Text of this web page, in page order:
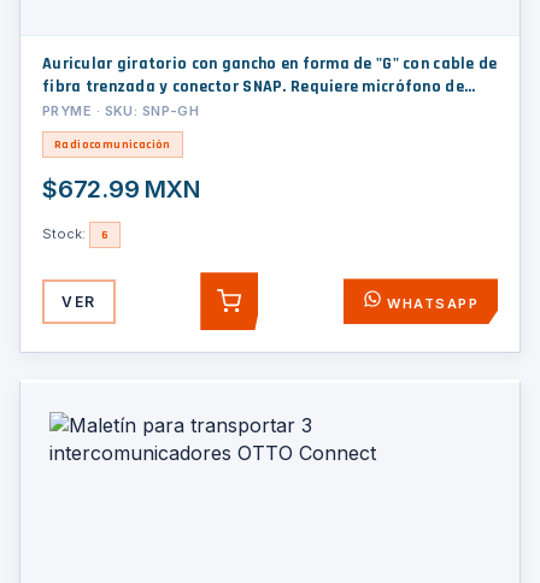
Auricular giratorio con gancho en forma de "G" con cable de
fibra trenzada y conector SNAP. Requiere micrófono de
solapa de 1 o 2 hilos de la Serie SNAP.
PRYME · SKU: SNP-GH
Radiocomunicación
$672.99 MXN
Stock: 6
VER AGREGAR WHATSAPP